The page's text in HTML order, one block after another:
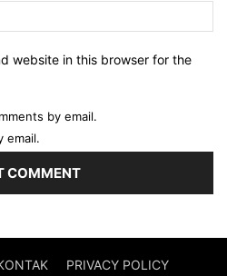
website in this browser for the
by email.
email.
PRIVACY POLICY